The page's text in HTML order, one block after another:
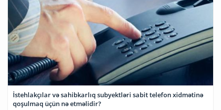
İstehlakçılar və sahibkarlıq subyektləri sabit telefon xidmətinə
qoşulmaq üçün nə etməlidir?